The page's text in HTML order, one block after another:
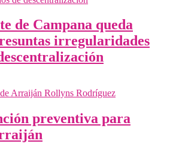
de Campana queda
irregularidades
preventiva para